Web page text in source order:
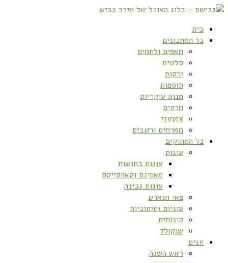
בית
כל המתכונים
מאפים ולחמים
סלטים
ירקות
תוספות
מנות עיקריות
מרקים
צמחוני
ממרחים ורטבים
כל המתוקים
עוגות
עוגות בחושות
מאפינס וקאפקייקס
עוגות גבינה
פאי וטארט
עוגיות וחיתוכיות
קינוחים
שוקולד
חגים
ראש השנה